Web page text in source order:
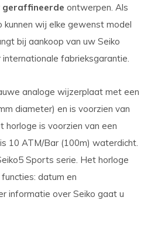
geraffineerde ontwerpen. Als
kunnen wij elke gewenst model
bij aankoop van uw Seiko
fabrieksgarantie.
analoge wijzerplaat met een
diameter) en is voorzien van
horloge is voorzien van een
10 ATM/Bar (100m) waterdicht.
Sports serie. Het horloge
datum en
informatie over Seiko gaat u